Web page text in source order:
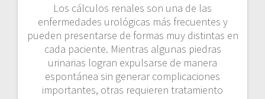
Los cálculos renales son una de las
enfermedades urológicas más frecuentes y
pueden presentarse de formas muy distintas en
cada paciente. Mientras algunas piedras
urinarias logran expulsarse de manera
espontánea sin generar complicaciones
importantes, otras requieren tratamiento